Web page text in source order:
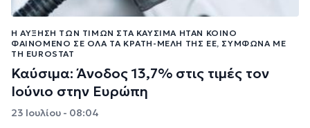
Η ΑΎΞΗΣΗ ΤΩΝ ΤΙΜΏΝ ΣΤΑ ΚΑΎΣΙΜΑ ΉΤΑΝ ΚΟΙΝΌ
ΦΑΙΝΌΜΕΝΟ ΣΕ ΌΛΑ ΤΑ ΚΡΆΤΗ-ΜΈΛΗ ΤΗΣ ΕΕ, ΣΎΜΦΩΝΑ ΜΕ
ΤΗ EUROSTAT
Καύσιμα: Άνοδος 13,7% στις τιμές τον
Ιούνιο στην Ευρώπη
23 Ιουλίου - 08:04